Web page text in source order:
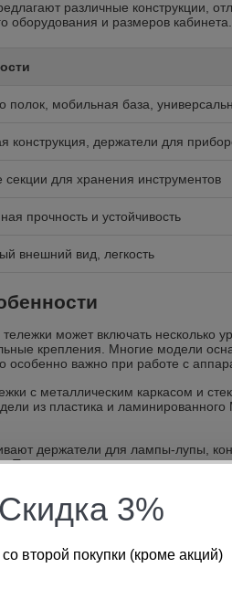
различные конструкции,
оборудования и размеров кабинета.
полок, мобильная база,
конструкция, держатели для
секции для хранения инструментов
прочность и устойчивость
внешний вид, легкость
тележки может включать
крепления. Многие модели
особенно важно при работе с
с металлическим каркасом и
из пластика и
держатели для лампы-лупы,
Такие решения позволяют
устойчивость к дезинфекции и
устойчивые к антисептикам, влаге
Скидка 3%
второй покупки (кроме акций)